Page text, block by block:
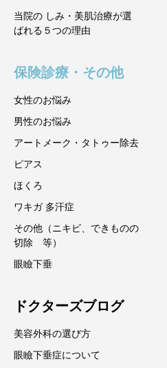
当院の しみ・美肌治療が選
ばれる５つの理由
保険診療・その他
女性のお悩み
男性のお悩み
アートメーク・タトゥー除去
ピアス
ほくろ
ワキガ 多汗症
その他（ニキビ、できものの
切除 等）
眼瞼下垂
ドクターズブログ
美容外科の選び方
眼瞼下垂症について